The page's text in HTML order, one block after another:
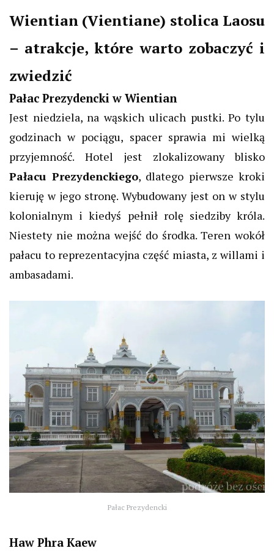
Wientian (Vientiane) stolica Laosu
– atrakcje, które warto zobaczyć i
zwiedzić
Pałac Prezydencki w Wientian
Jest niedziela, na wąskich ulicach pustki. Po tylu
godzinach w pociągu, spacer sprawia mi wielką
przyjemność. Hotel jest zlokalizowany blisko
Pałacu Prezydenckiego, dlatego pierwsze kroki
kieruję w jego stronę. Wybudowany jest on w stylu
kolonialnym i kiedyś pełnił rolę siedziby króla.
Niestety nie można wejść do środka. Teren wokół
pałacu to reprezentacyjna część miasta, z willami i
ambasadami.
Pałac Prezydencki
Haw Phra Kaew